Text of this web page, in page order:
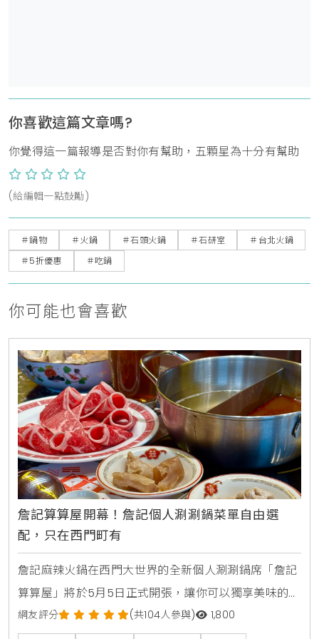
你喜歡這篇文章嗎?
你覺得這一篇報導是否對你有幫助，五顆星為十分有幫助
(給編輯一點鼓勵)
＃鍋物 ＃火鍋 ＃石頭火鍋 ＃石研室
＃台北火鍋
＃5折優惠
＃吃鍋
你可能也會喜歡
詹記算算屋開幕！詹記個人涮涮鍋菜單自由選
配，只在西門町有
詹記麻辣火鍋在西門大世界的全新個人涮涮鍋席「詹記
算算屋」將於5月5日正式開張，讓你可以獨享美味的麻
辣火鍋！從5月1日中午12點開始，大家就可以提前預訂
網友評分 (共104人參與) 1,800